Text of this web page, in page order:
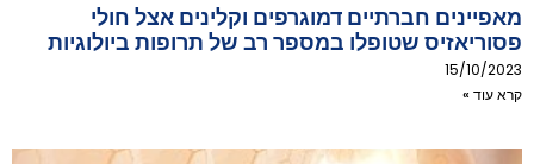
מאפיינים חברתיים דמוגרפים וקלינים אצל חולי
פסוריאזיס שטופלו במספר רב של תרופות ביולוגיות
15/10/2023
קרא עוד »